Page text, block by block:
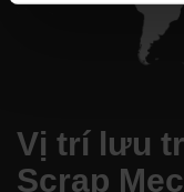
Vị trí lưu
Scrap